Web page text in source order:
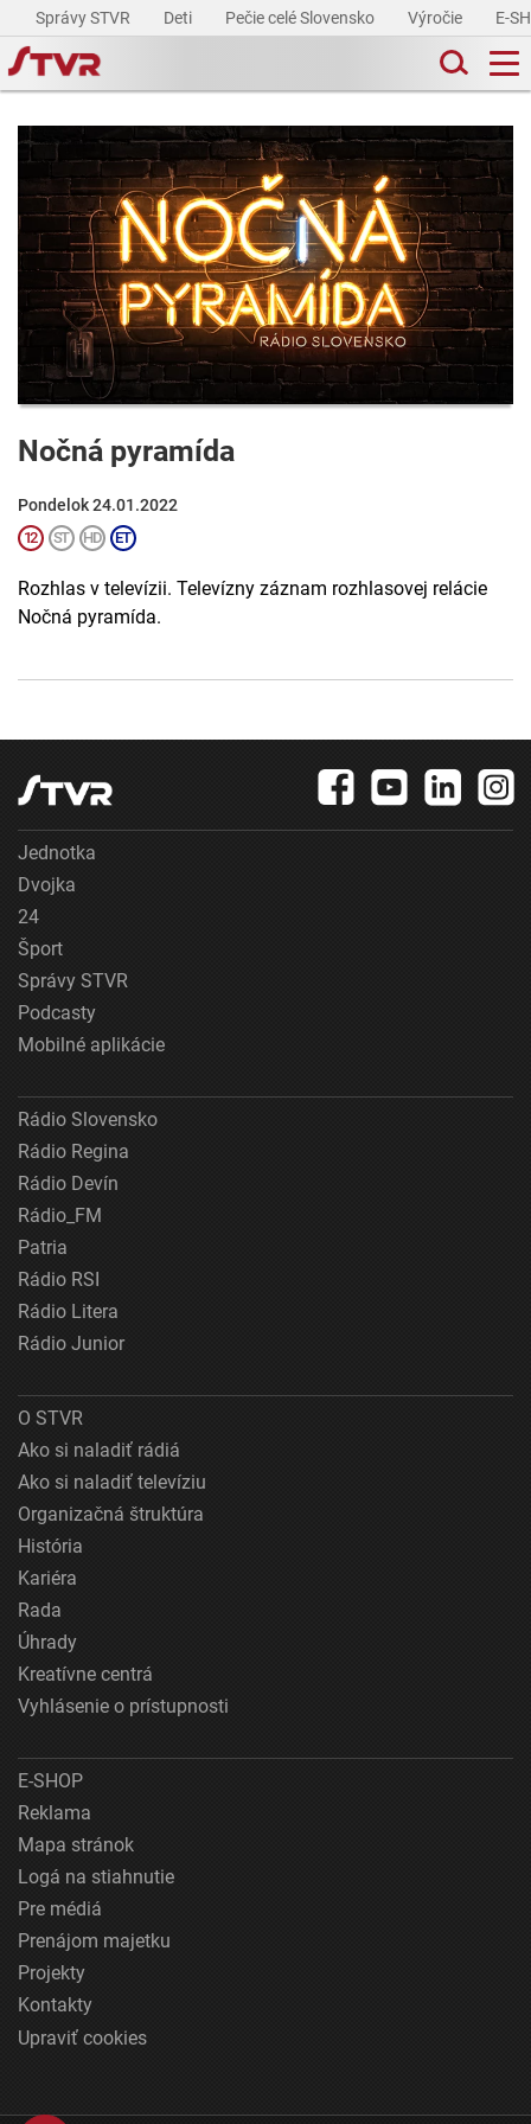
Správy STVR Deti Pečie celé Slovensko Výročie E-
Nočná pyramída
Pondelok 24.01.2022
Rozhlas v televízii. Televízny záznam rozhlasovej relácie
Nočná pyramída.
Jednotka
Dvojka
24
Šport
Správy STVR
Podcasty
Mobilné aplikácie
Rádio Slovensko
Rádio Regina
Rádio Devín
Rádio_FM
Patria
Rádio RSI
Rádio Litera
Rádio Junior
O STVR
Ako si naladiť rádiá
Ako si naladiť televíziu
Organizačná štruktúra
História
Kariéra
Rada
Úhrady
Kreatívne centrá
Vyhlásenie o prístupnosti
E-SHOP
Reklama
Mapa stránok
Logá na stiahnutie
Pre médiá
Prenájom majetku
Projekty
Kontakty
Upraviť cookies